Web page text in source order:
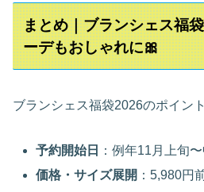
まとめ｜ブランシェス福
ーデもおしゃれに🎀
ブランシェス福袋2026のポイン
予約開始日
：例年11月上旬
価格・サイズ展開 ：5,980円